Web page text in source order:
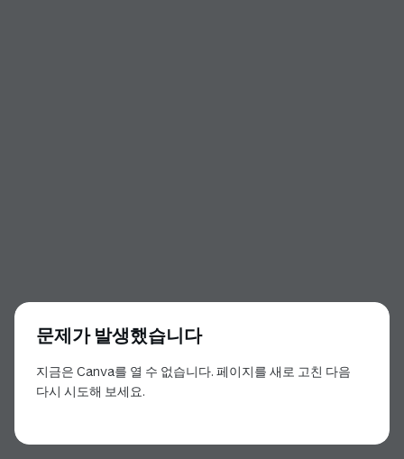
문제가 발생했습니다
지금은 Canva를 열 수 없습니다. 페이지를 새로 고친 다음
다시 시도해 보세요.